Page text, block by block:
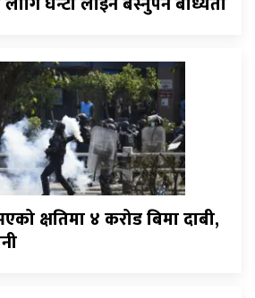
क्षतिमा ४ करोड बिमा दाबी,